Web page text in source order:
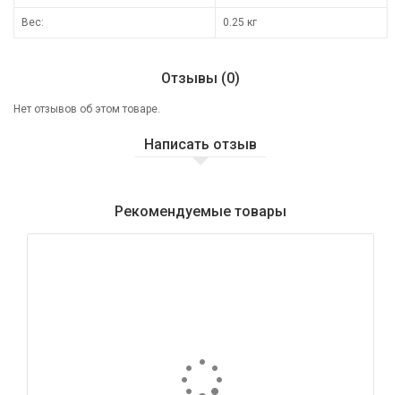
Вес: 0.25 кг
Отзывы (0)
Нет отзывов об этом товаре.
Написать отзыв
Рекомендуемые товары